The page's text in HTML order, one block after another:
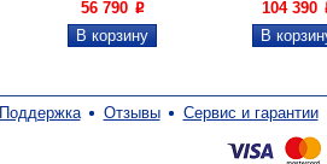
56 790 P 104 390
Поддержка Отзывы Сервис и гарантии